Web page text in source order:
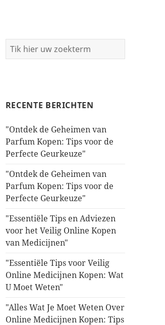
RECENTE BERICHTEN
"Ontdek de Geheimen van
Parfum Kopen: Tips voor de
Perfecte Geurkeuze"
"Ontdek de Geheimen van
Parfum Kopen: Tips voor de
Perfecte Geurkeuze"
"Essentiële Tips en Adviezen
voor het Veilig Online Kopen
van Medicijnen"
"Essentiële Tips voor Veilig
Online Medicijnen Kopen: Wat
U Moet Weten"
"Alles Wat Je Moet Weten Over
Online Medicijnen Kopen: Tips